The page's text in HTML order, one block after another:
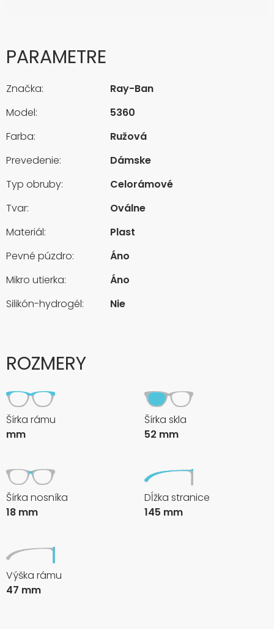
PARAMETRE
Značka:
Ray-Ban
Model:
5360
Farba:
Ružová
Prevedenie:
Dámske
Typ obruby:
Celorámové
Tvar:
Oválne
Materiál:
Plast
Pevné púzdro:
Áno
Mikro utierka:
Áno
Silikón-hydrogél:
Nie
ROZMERY
Šírka rámu
mm
Šírka skla
52 mm
Šírka nosníka
18 mm
Dĺžka stranice
145 mm
Výška rámu
47 mm